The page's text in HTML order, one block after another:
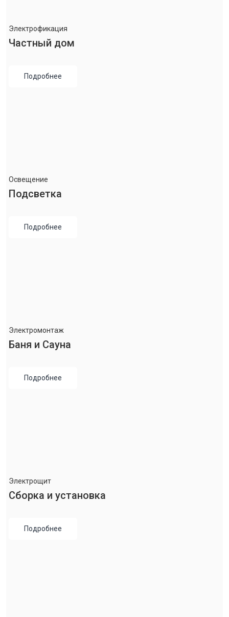
Электрофикация
Частный дом
Подробнее
Освещение
Подсветка
Подробнее
Электромонтаж
Баня и Сауна
Подробнее
Электрощит
Сборка и установка
Подробнее